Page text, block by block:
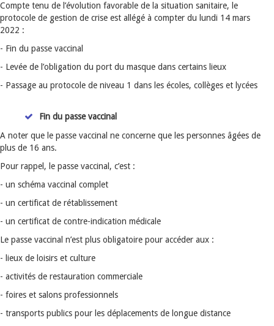
Compte tenu de l’évolution favorable de la situation sanitaire, le
protocole de gestion de crise est allégé à compter du lundi 14 mars
2022 :
- Fin du passe vaccinal
- Levée de l’obligation du port du masque dans certains lieux
- Passage au protocole de niveau 1 dans les écoles, collèges et lycées
Fin du passe vaccinal
A noter que le passe vaccinal ne concerne que les personnes âgées de
plus de 16 ans.
Pour rappel, le passe vaccinal, c’est :
- un schéma vaccinal complet
- un certificat de rétablissement
- un certificat de contre-indication médicale
Le passe vaccinal n’est plus obligatoire pour accéder aux :
- lieux de loisirs et culture
- activités de restauration commerciale
- foires et salons professionnels
- transports publics pour les déplacements de longue distance